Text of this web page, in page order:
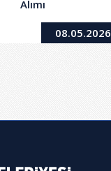
Alımı
08.05.2026